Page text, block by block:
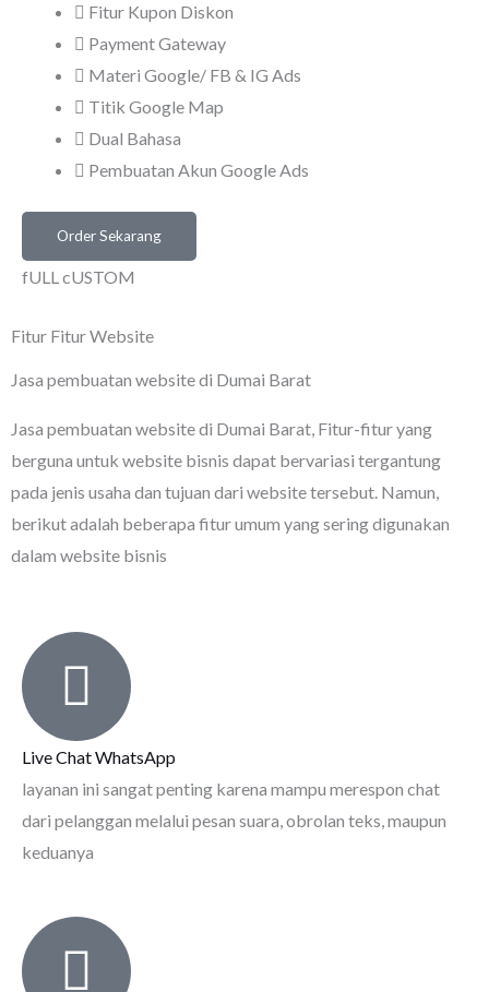
Fitur Kupon Diskon
Payment Gateway
Materi Google/ FB & IG Ads
Titik Google Map
Dual Bahasa
Pembuatan Akun Google Ads
Order Sekarang
fULL cUSTOM
Fitur Fitur Website
Jasa pembuatan website di Dumai Barat
Jasa pembuatan website di Dumai Barat, Fitur-fitur yang
berguna untuk website bisnis dapat bervariasi tergantung
pada jenis usaha dan tujuan dari website tersebut. Namun,
berikut adalah beberapa fitur umum yang sering digunakan
dalam website bisnis
Live Chat WhatsApp
layanan ini sangat penting karena mampu merespon chat
dari pelanggan melalui pesan suara, obrolan teks, maupun
keduanya